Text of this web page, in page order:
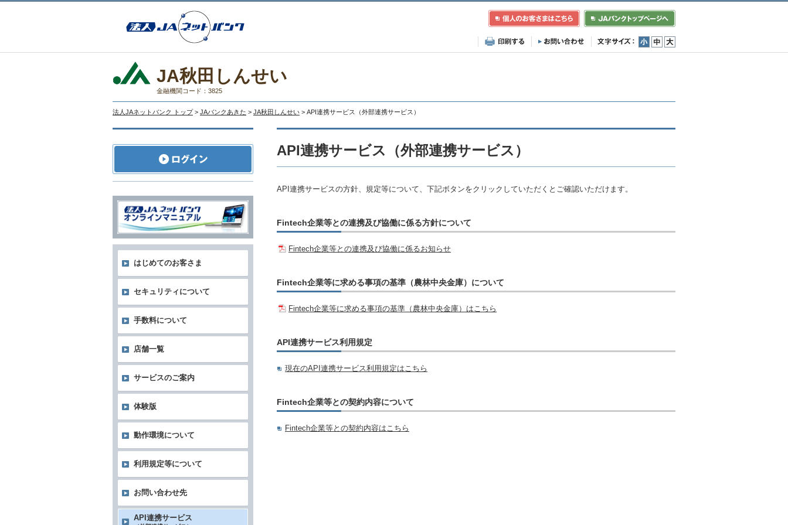
小 中 大
JA秋田しんせい
金融機関コード：3825
法人JAネットバンク トップ > JAバンクあきた > JA秋田しんせい > API連携サービス（外部連携サービス）
API連携サービス（外部連携サービス）
API連携サービスの方針、規定等について、下記ボタンをクリックしていただくとご確認いただけます。
Fintech企業等との連携及び協働に係る方針について
Fintech企業等との連携及び協働に係るお知らせ
Fintech企業等に求める事項の基準（農林中央金庫）について
Fintech企業等に求める事項の基準（農林中央金庫）はこちら
API連携サービス利用規定
現在のAPI連携サービス利用規定はこちら
Fintech企業等との契約内容について
Fintech企業等との契約内容はこちら
はじめてのお客さま
セキュリティについて
手数料について
店舗一覧
サービスのご案内
体験版
動作環境について
利用規定等について
お問い合わせ先
API連携サービス